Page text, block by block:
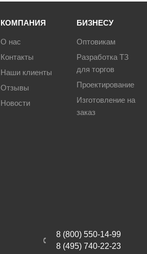
КОМПАНИЯ
О нас
Контакты
Наши клиенты
Отзывы
Новости
БИЗНЕСУ
Оптовикам
Разработка ТЗ
для торгов
Проектирование
Изготовление на
заказ
8 (800) 550-14-99
8 (495) 740-22-23